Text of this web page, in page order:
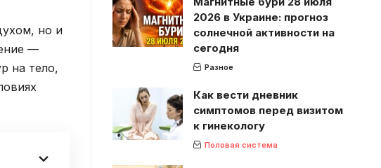
но и
—
на тело,
2026 в Украине: прогноз
солнечной активности на
сегодня
Разное
Как вести дневник
симптомов перед визитом
к гинекологу
Половая система